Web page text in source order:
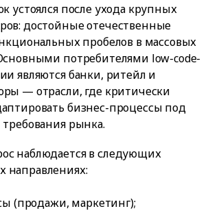
устоялся после ухода крупных
достойные отечественные
пробелов в массовых
потребителями low-code-
являются банки, ритейл и
— отрасли, где критически
бизнес-процессы под
рынка.
наблюдается в следующих
направлениях:
(продажи, маркетинг);